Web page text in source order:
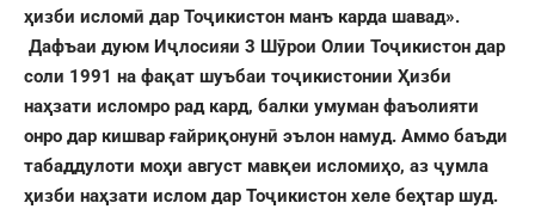
ҳизби исломӣ дар Тоҷикистон манъ карда шавад».
Дафъаи дуюм Иҷлосияи 3 Шӯрои Олии Тоҷикистон дар
соли 1991 на фақат шуъбаи тоҷикистонии Ҳизби
наҳзати исломро рад кард, балки умуман фаъолияти
онро дар кишвар ғайриқонунӣ эълон намуд. Аммо баъди
табаддулоти моҳи август мавқеи исломиҳо, аз ҷумла
ҳизби наҳзати ислом дар Тоҷикистон хеле беҳтар шуд.